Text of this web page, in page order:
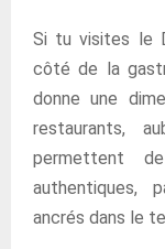
Si tu visites le
côté de la
donne une
restaurants,
permettent
authentiques,
ancrés dans le